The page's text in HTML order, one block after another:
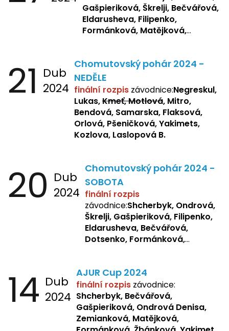
Gašpieriková, Škrelji, Bečvářová,
Eldarusheva, Filipenko,
Formánková, Matějková,
Sochorová, Repetska, Lukas,
Negreskul, Mitro
21 Dub
2024
Chomutovský pohár 2024 -
NEDĚLE
finální rozpis závodnice:Negreskul,
Lukas,Kmeť, Motlová, Mitro,
Bendová, Samarska, Flaksová,
Orlová, Pšeničková, Yakimets,
Kozlova, Laslopová B.
20 Dub
2024
Chomutovský pohár 2024 -
SOBOTA
finální rozpis
závodnice:Shcherbyk, Ondrová,
Škrelji, Gašpieriková, Filipenko,
Eldarusheva, Bečvářová,
Dotsenko, Formánková,
Žbánková, Sochorová
14 Dub
2024
AJUR Cup 2024
finální rozpis závodnice:
Shcherbyk, Bečvářová,
Gašpieriková, Ondrová Denisa,
Zemianková, Matějková,